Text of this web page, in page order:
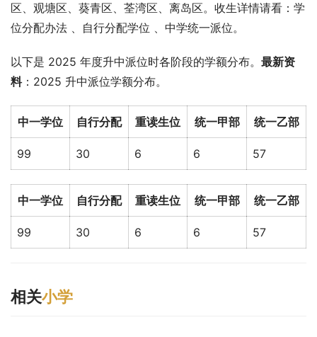
区、观塘区、葵青区、荃湾区、离岛区。收生详情请看：学
位分配办法 、自行分配学位 、中学统一派位。
以下是 2025 年度升中派位时各阶段的学额分布。 最新资
料：2025 升中派位学额分布。
中一学位 自行分配 重读生位 统一甲部 统一乙部
99 30 6 6 57
中一学位 自行分配 重读生位 统一甲部 统一乙部
99 30 6 6 57
相关小学